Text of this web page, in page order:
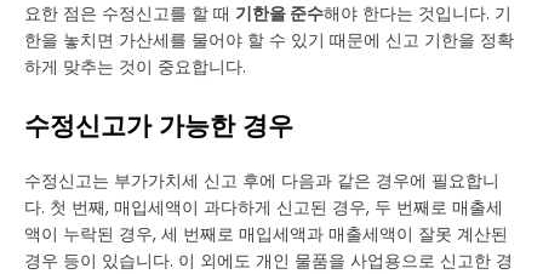
요한 점은 수정신고를 할 때 기한을 준수해야 한다는 것입니다. 기
한을 놓치면 가산세를 물어야 할 수 있기 때문에 신고 기한을 정확
하게 맞추는 것이 중요합니다.
수정신고가 가능한 경우
수정신고는 부가가치세 신고 후에 다음과 같은 경우에 필요합니
다. 첫 번째, 매입세액이 과다하게 신고된 경우, 두 번째로 매출세
액이 누락된 경우, 세 번째로 매입세액과 매출세액이 잘못 계산된
경우 등이 있습니다. 이 외에도 개인 물품을 사업용으로 신고한 경